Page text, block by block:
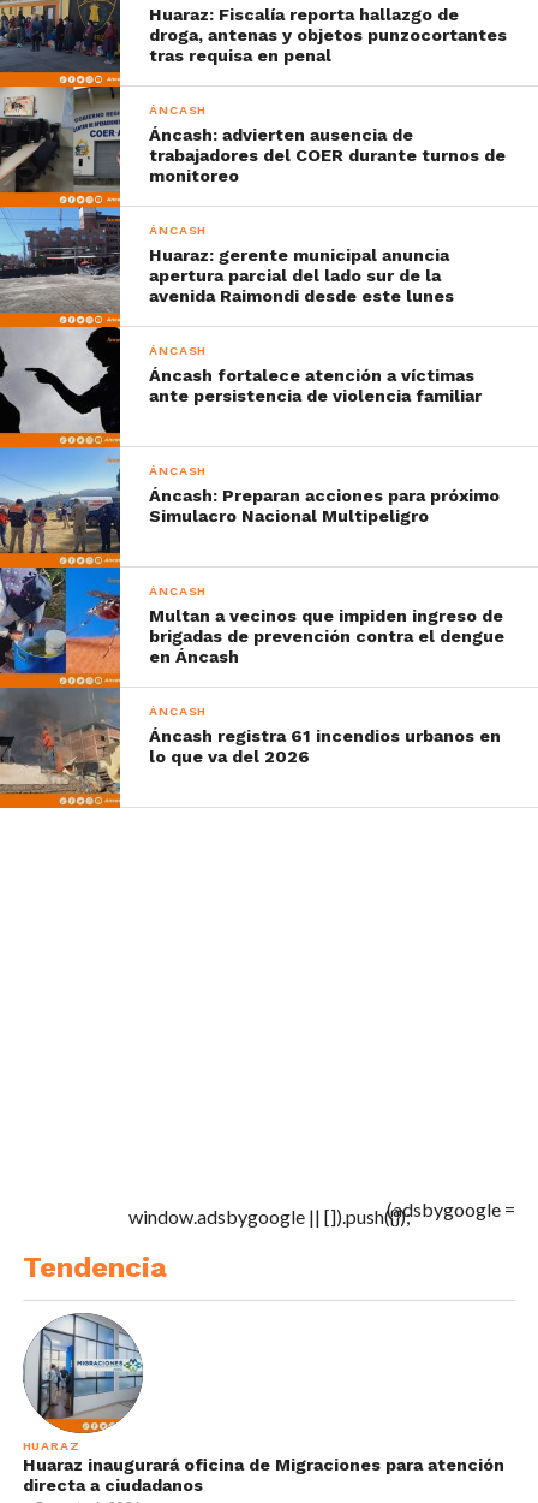
Huaraz: Fiscalía reporta hallazgo de
droga, antenas y objetos punzocortantes
tras requisa en penal
ÁNCASH
Áncash: advierten ausencia de
trabajadores del COER durante turnos de
monitoreo
ÁNCASH
Huaraz: gerente municipal anuncia
apertura parcial del lado sur de la
avenida Raimondi desde este lunes
ÁNCASH
Áncash fortalece atención a víctimas
ante persistencia de violencia familiar
ÁNCASH
Áncash: Preparan acciones para próximo
Simulacro Nacional Multipeligro
ÁNCASH
Multan a vecinos que impiden ingreso de
brigadas de prevención contra el dengue
en Áncash
ÁNCASH
Áncash registra 61 incendios urbanos en
lo que va del 2026
(adsbygoogle =
window.adsbygoogle || []).push({});
Tendencia
HUARAZ
Huaraz inaugurará oficina de Migraciones para atención
directa a ciudadanos